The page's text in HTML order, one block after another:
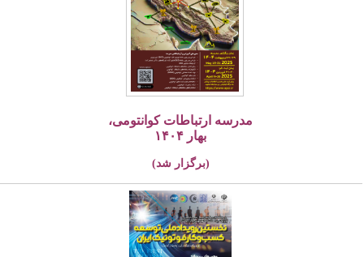
مدرسه ارتباطات کوانتومی،
بهار ۱۴۰۴
(برگزار شد)